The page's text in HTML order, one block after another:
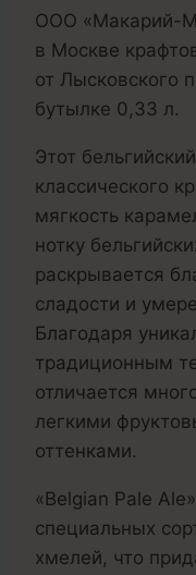
ООО «Макарий-
в Москве
от Лысковского
бутылке 0,33 л.
Этот
классического
мягкость
нотку
раскрывается
сладости и
Благодаря
традиционным
отличается
легкими
оттенками.
«Belgian Pale
специальных
хмелей, что